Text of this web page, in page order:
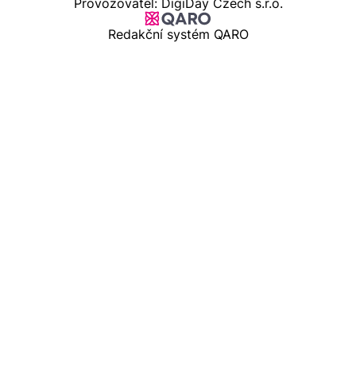
Provozovatel: DigiDay Czech s.r.o.
Redakční systém QARO